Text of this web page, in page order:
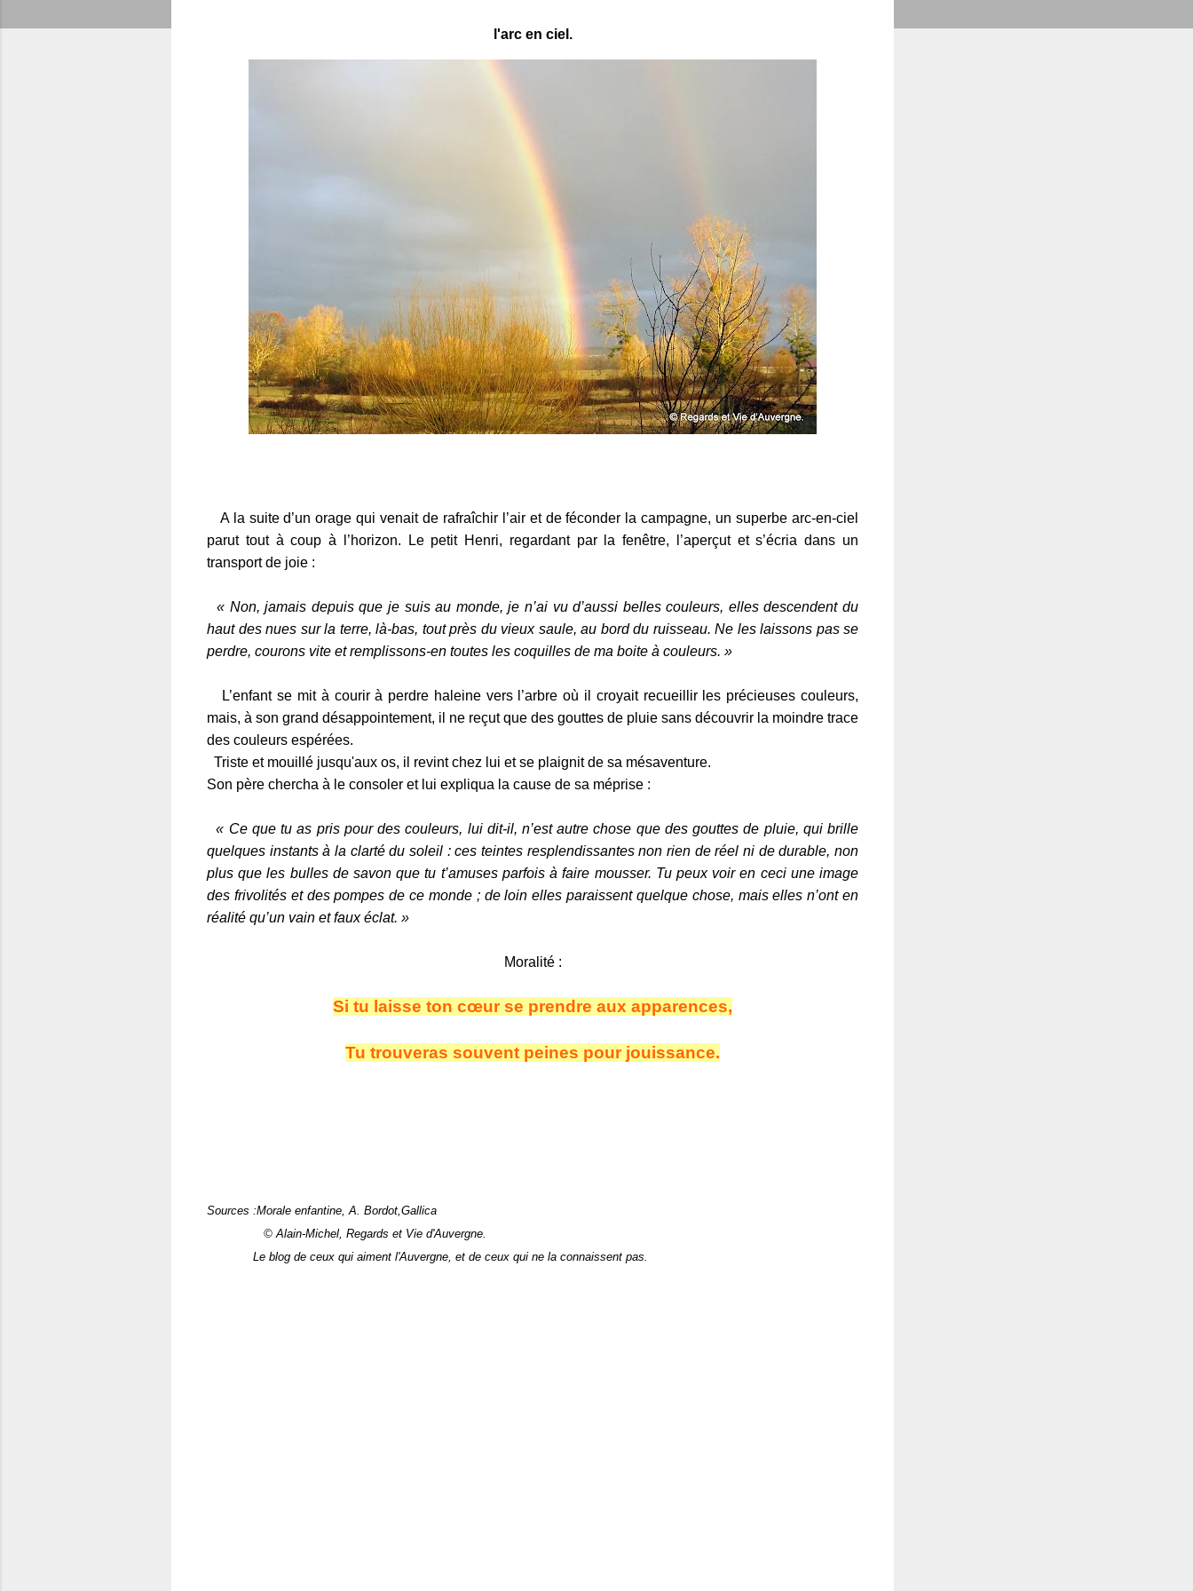
l'arc en ciel.
A la suite d’un orage qui venait de rafraîchir l’air et de féconder la campagne, un superbe arc-en-ciel
parut tout à coup à l’horizon. Le petit Henri, regardant par la fenêtre, l’aperçut et s’écria dans un
transport de joie :
« Non, jamais depuis que je suis au monde, je n’ai vu d’aussi belles couleurs, elles descendent du
haut des nues sur la terre, là-bas, tout près du vieux saule, au bord du ruisseau. Ne les laissons pas se
perdre, courons vite et remplissons-en toutes les coquilles de ma boite à couleurs. »
L’enfant se mit à courir à perdre haleine vers l’arbre où il croyait recueillir les précieuses couleurs,
mais, à son grand désappointement, il ne reçut que des gouttes de pluie sans découvrir la moindre trace
des couleurs espérées.
Triste et mouillé jusqu'aux os, il revint chez lui et se plaignit de sa mésaventure.
Son père chercha à le consoler et lui expliqua la cause de sa méprise :
« Ce que tu as pris pour des couleurs, lui dit-il, n’est autre chose que des gouttes de pluie, qui brille
quelques instants à la clarté du soleil : ces teintes resplendissantes non rien de réel ni de durable, non
plus que les bulles de savon que tu t’amuses parfois à faire mousser. Tu peux voir en ceci une image
des frivolités et des pompes de ce monde ; de loin elles paraissent quelque chose, mais elles n’ont en
réalité qu’un vain et faux éclat. »
Moralité :
Si tu laisse ton cœur se prendre aux apparences,
Tu trouveras souvent peines pour jouissance.
Sources :Morale enfantine, A. Bordot,Gallica
© Alain-Michel, Regards et Vie d'Auvergne.
Le blog de ceux qui aiment l'Auvergne, et de ceux qui ne la connaissent pas.